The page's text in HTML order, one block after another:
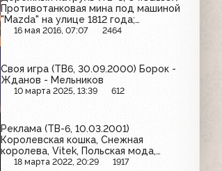
Противотанковая мина под машиной
"Mazda" на улице 1812 года;
подозреваемые в угоне автомобиля
16 мая 2016, 07:07 2464
Своя игра (ТВ6, 30.09.2000) Борок -
Жданов - Мельников
10 марта 2025, 13:39 612
Реклама (ТВ-6, 10.03.2001)
Королевская кошка, Снежная
королева, Vitek, Польская мода,
Московия, Дикая орхидея, Абитарэ-
18 марта 2022, 20:29 1917